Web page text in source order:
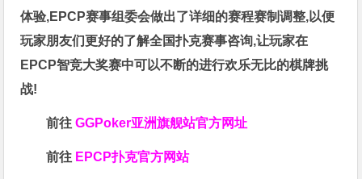
体验,EPCP赛事组委会做出了详细的赛程赛制调整,以便
玩家朋友们更好的了解全国扑克赛事咨询,让玩家在
EPCP智竞大奖赛中可以不断的进行欢乐无比的棋牌挑
战!
前往GGPoker亚洲旗舰站官方网址
前往 EPCP扑克官方网站